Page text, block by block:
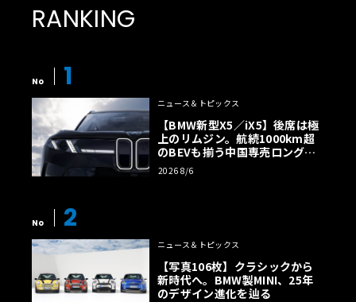
計・油圧計・油温計を追加している。
RANKING
No 1
ニュース＆トピックス
【BMW新型X5／iX5】後席は極
上のリムジン。航続1000km超
のBEVも揃う中国専売ロング仕
様の全貌
2026 8/6
No 2
ニュース＆トピックス
【写真106枚】クラシックから
新時代へ。BMW製MINI、25年
のデザイン進化を辿る